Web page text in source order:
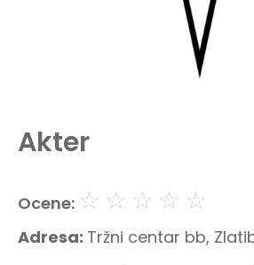
Akter
Ocene: ☆ ☆ ☆ ☆ ☆
Adresa: Tržni centar bb,